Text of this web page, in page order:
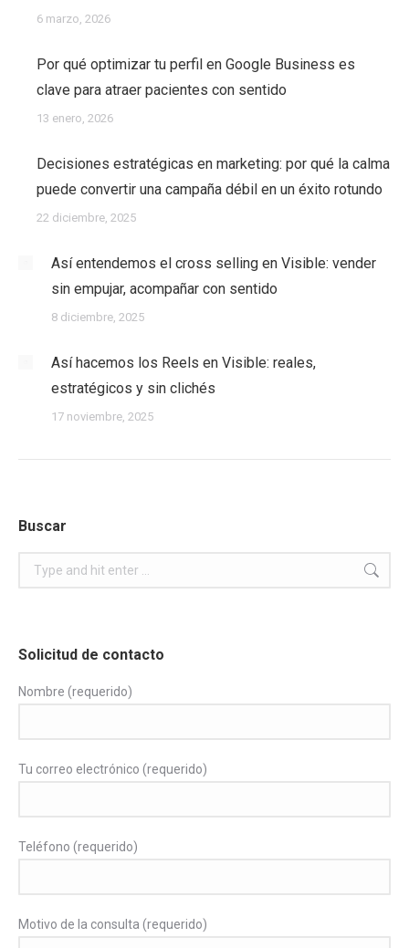
6 marzo, 2026
Por qué optimizar tu perfil en Google Business es
clave para atraer pacientes con sentido
13 enero, 2026
Decisiones estratégicas en marketing: por qué la calma
puede convertir una campaña débil en un éxito rotundo
22 diciembre, 2025
Así entendemos el cross selling en Visible: vender
sin empujar, acompañar con sentido
8 diciembre, 2025
Así hacemos los Reels en Visible: reales,
estratégicos y sin clichés
17 noviembre, 2025
Buscar
Search:
Solicitud de contacto
Nombre (requerido)
Tu correo electrónico (requerido)
Teléfono (requerido)
Motivo de la consulta (requerido)